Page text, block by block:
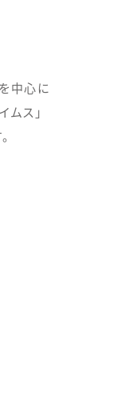
中心に
ムス」